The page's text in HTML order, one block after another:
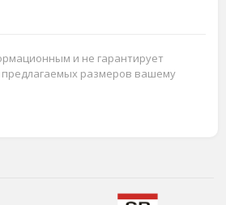
и не гарантирует
предлагаемых размеров вашему